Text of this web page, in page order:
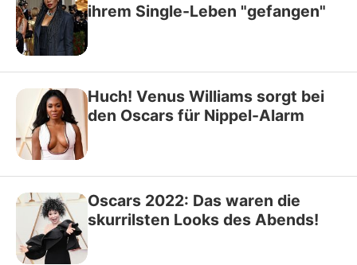
ihrem Single-Leben "gefangen"
Huch! Venus Williams sorgt bei
den Oscars für Nippel-Alarm
Oscars 2022: Das waren die
skurrilsten Looks des Abends!